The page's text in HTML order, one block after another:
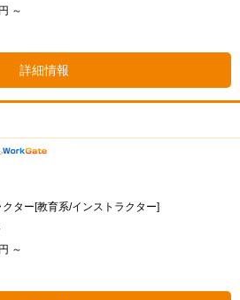
～
詳細情報
クター[教育系/インストラクター]
～